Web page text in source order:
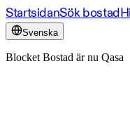
StartsidanSök bostad
Svenska
Blocket Bostad är nu Qasa